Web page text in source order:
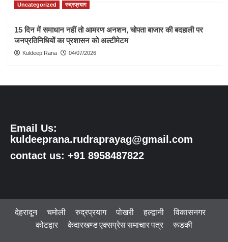
Uncategorized रुद्रप्रयाग
15 दिन में समाधान नहीं तो आमरण अनशन, चोपता बाजार की बदहाली पर
जनप्रतिनिधियों का प्रशासन को अल्टीमेटम
Kuldeep Rana 04/07/2026
Email Us:
kuldeeprana.rudraprayag@gmail.com
contact us: +91 8958487822
देहरादून चमोली रुद्रप्रयाग पोखरी हल्द्वानी
विकासनगर
कोटद्वार
केदारखण्ड एक्सप्रेस समाचार पत्र रूडकी